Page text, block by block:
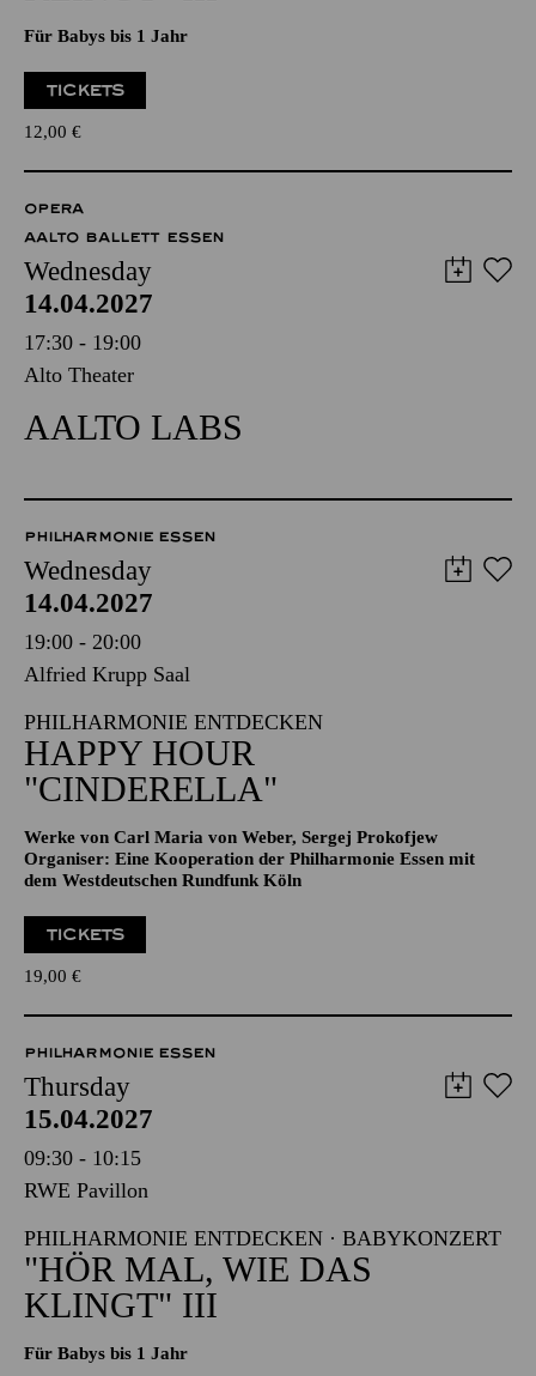
Für Babys bis 1 Jahr
TICKETS
12,00 €
OPERA
AALTO BALLETT ESSEN
Wednesday
14.04.2027
17:30 - 19:00
Alto Theater
AALTO LABS
PHILHARMONIE ESSEN
Wednesday
14.04.2027
19:00 - 20:00
Alfried Krupp Saal
PHILHARMONIE ENTDECKEN
HAPPY HOUR
"CINDERELLA"
Werke von Carl Maria von Weber, Sergej Prokofjew
Organiser: Eine Kooperation der Philharmonie Essen mit
dem Westdeutschen Rundfunk Köln
TICKETS
19,00 €
PHILHARMONIE ESSEN
Thursday
15.04.2027
09:30 - 10:15
RWE Pavillon
PHILHARMONIE ENTDECKEN · BABYKONZERT
"HÖR MAL, WIE DAS
KLINGT" III
Für Babys bis 1 Jahr